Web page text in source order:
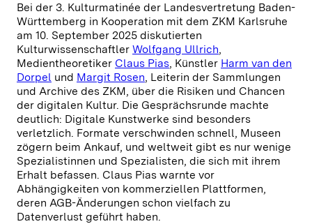
Bei der 3. Kulturmatinée der Landesvertretung Baden-
Württemberg in Kooperation mit dem ZKM Karlsruhe
am 10. September 2025 diskutierten
Kulturwissenschaftler Wolfgang Ullrich,
Medientheoretiker Claus Pias, Künstler Harm van den
Dorpel und Margit Rosen, Leiterin der Sammlungen
und Archive des ZKM, über die Risiken und Chancen
der digitalen Kultur. Die Gesprächsrunde machte
deutlich: Digitale Kunstwerke sind besonders
verletzlich. Formate verschwinden schnell, Museen
zögern beim Ankauf, und weltweit gibt es nur wenige
Spezialistinnen und Spezialisten, die sich mit ihrem
Erhalt befassen. Claus Pias warnte vor
Abhängigkeiten von kommerziellen Plattformen,
deren AGB-Änderungen schon vielfach zu
Datenverlust geführt haben.